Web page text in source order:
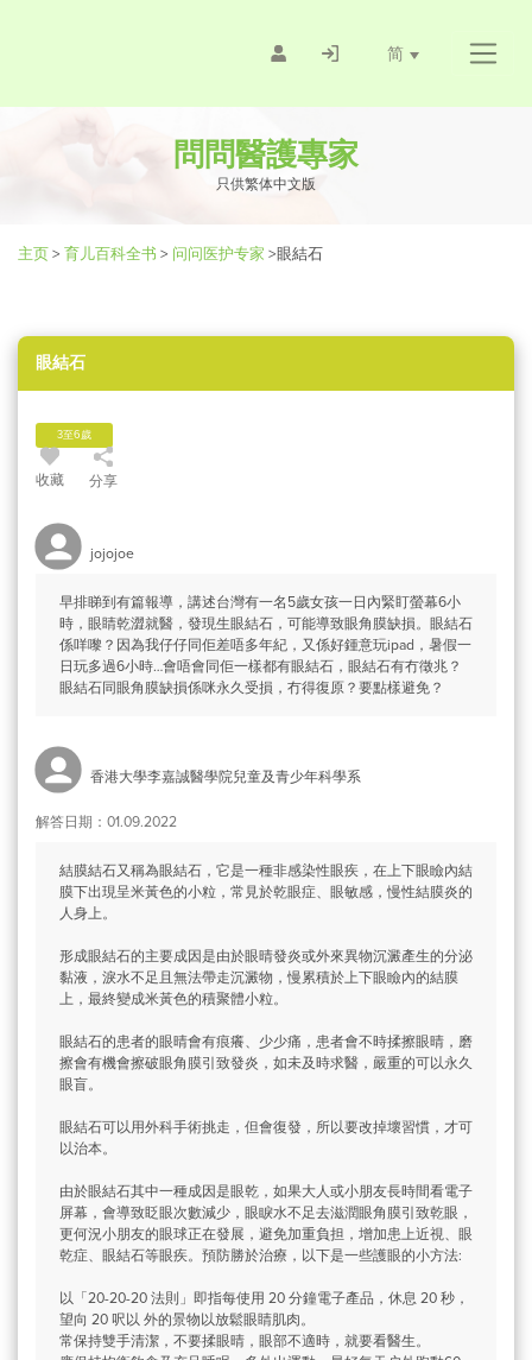
简
問問醫護專家
只供繁体中文版
主页> 育儿百科全书 > 问问医护专家 >眼結石
眼結石
3至6歲
收藏 分享
jojojoe
早排睇到有篇報導，講述台灣有一名5歲女孩一日內緊盯螢幕6小
時，眼睛乾澀就醫，發現生眼結石，可能導致眼角膜缺損。眼結石
係咩嚟？因為我仔仔同佢差唔多年紀，又係好鍾意玩ipad，暑假一
日玩多過6小時…會唔會同佢一樣都有眼結石，眼結石有冇徵兆？
眼結石同眼角膜缺損係咪永久受損，冇得復原？要點樣避免？
香港大學李嘉誠醫學院兒童及青少年科學系
解答日期：01.09.2022
結膜結石又稱為眼結石，它是一種非感染性眼疾，在上下眼瞼內結
膜下出現呈米黃色的小粒，常見於乾眼症、眼敏感，慢性結膜炎的
人身上。
形成眼結石的主要成因是由於眼晴發炎或外來異物沉澱產生的分泌
黏液，淚水不足且無法帶走沉澱物，慢累積於上下眼瞼內的結膜
上，最終變成米黃色的積聚體小粒。
眼結石的患者的眼晴會有痕癢、少少痛，患者會不時揉擦眼晴，磨
擦會有機會擦破眼角膜引致發炎，如未及時求醫，嚴重的可以永久
眼盲。
眼結石可以用外科手術挑走，但會復發，所以要改掉壞習慣，才可
以治本。
由於眼結石其中一種成因是眼乾，如果大人或小朋友長時間看電子
屏幕，會導致眨眼次數減少，眼睙水不足去滋潤眼角膜引致乾眼，
更何況小朋友的眼球正在發展，避免加重負担，增加患上近視、眼
乾症、眼結石等眼疾。預防勝於治療，以下是一些護眼的小方法:
以「20-20-20 法則」即指每使用 20 分鐘電子產品，休息 20 秒，
望向 20 呎以 外的景物以放鬆眼睛肌肉。
常保持雙手清潔，不要揉眼晴，眼部不適時，就要看醫生。